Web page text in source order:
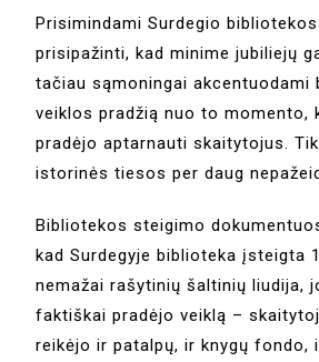
Prisimindami Surdegio
prisipažinti, kad minime jubiliejų
tačiau sąmoningai akcentuodami
veiklos pradžią nuo to momento,
pradėjo aptarnauti skaitytojus.
istorinės tiesos per daug
Bibliotekos steigimo
kad Surdegyje biblioteka įsteigta
nemažai rašytinių šaltinių liudija,
faktiškai pradėjo veiklą –
reikėjo ir patalpų, ir knygų fondo,